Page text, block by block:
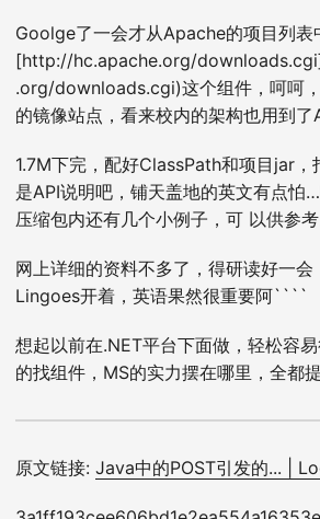
Goolge了一会才从Apache的项目列表
[http://hc.apache.org/
.org/downloads.cgi)这个组件，呵呵
的镜像站点，看来校内的架构也用到了
1.7M下完，配好ClassPath和项目jar
是API说明吧，铺天盖地的英文有点怕
压缩包内还有几个小例子，可 以供参考
网上详细的资料不多了，得研读好一会
Lingoes开着，英语果然很重要阿````
想起以前在.NET平台下面做，轻松容
的找组件，MS的实力摆在哪里，全都提
原文链接: Java中的POST引发的... |